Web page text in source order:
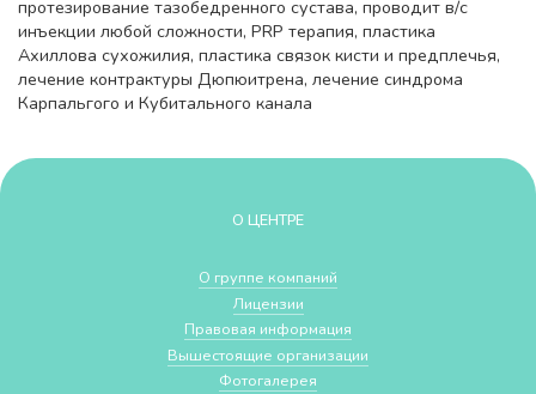
⁠протезирование тазобедренного сустава, проводит ⁠в/с
инъекции любой сложности, ⁠PRP терапия, пластика
Ахиллова сухожилия, пластика связок кисти и предплечья,
лечение контрактуры Дюпюитрена, лечение синдрома
Карпальгого и Кубитального канала
О ЦЕНТРЕ
О группе компаний
Лицензии
Правовая информация
Вышестоящие организации
Фотогалерея